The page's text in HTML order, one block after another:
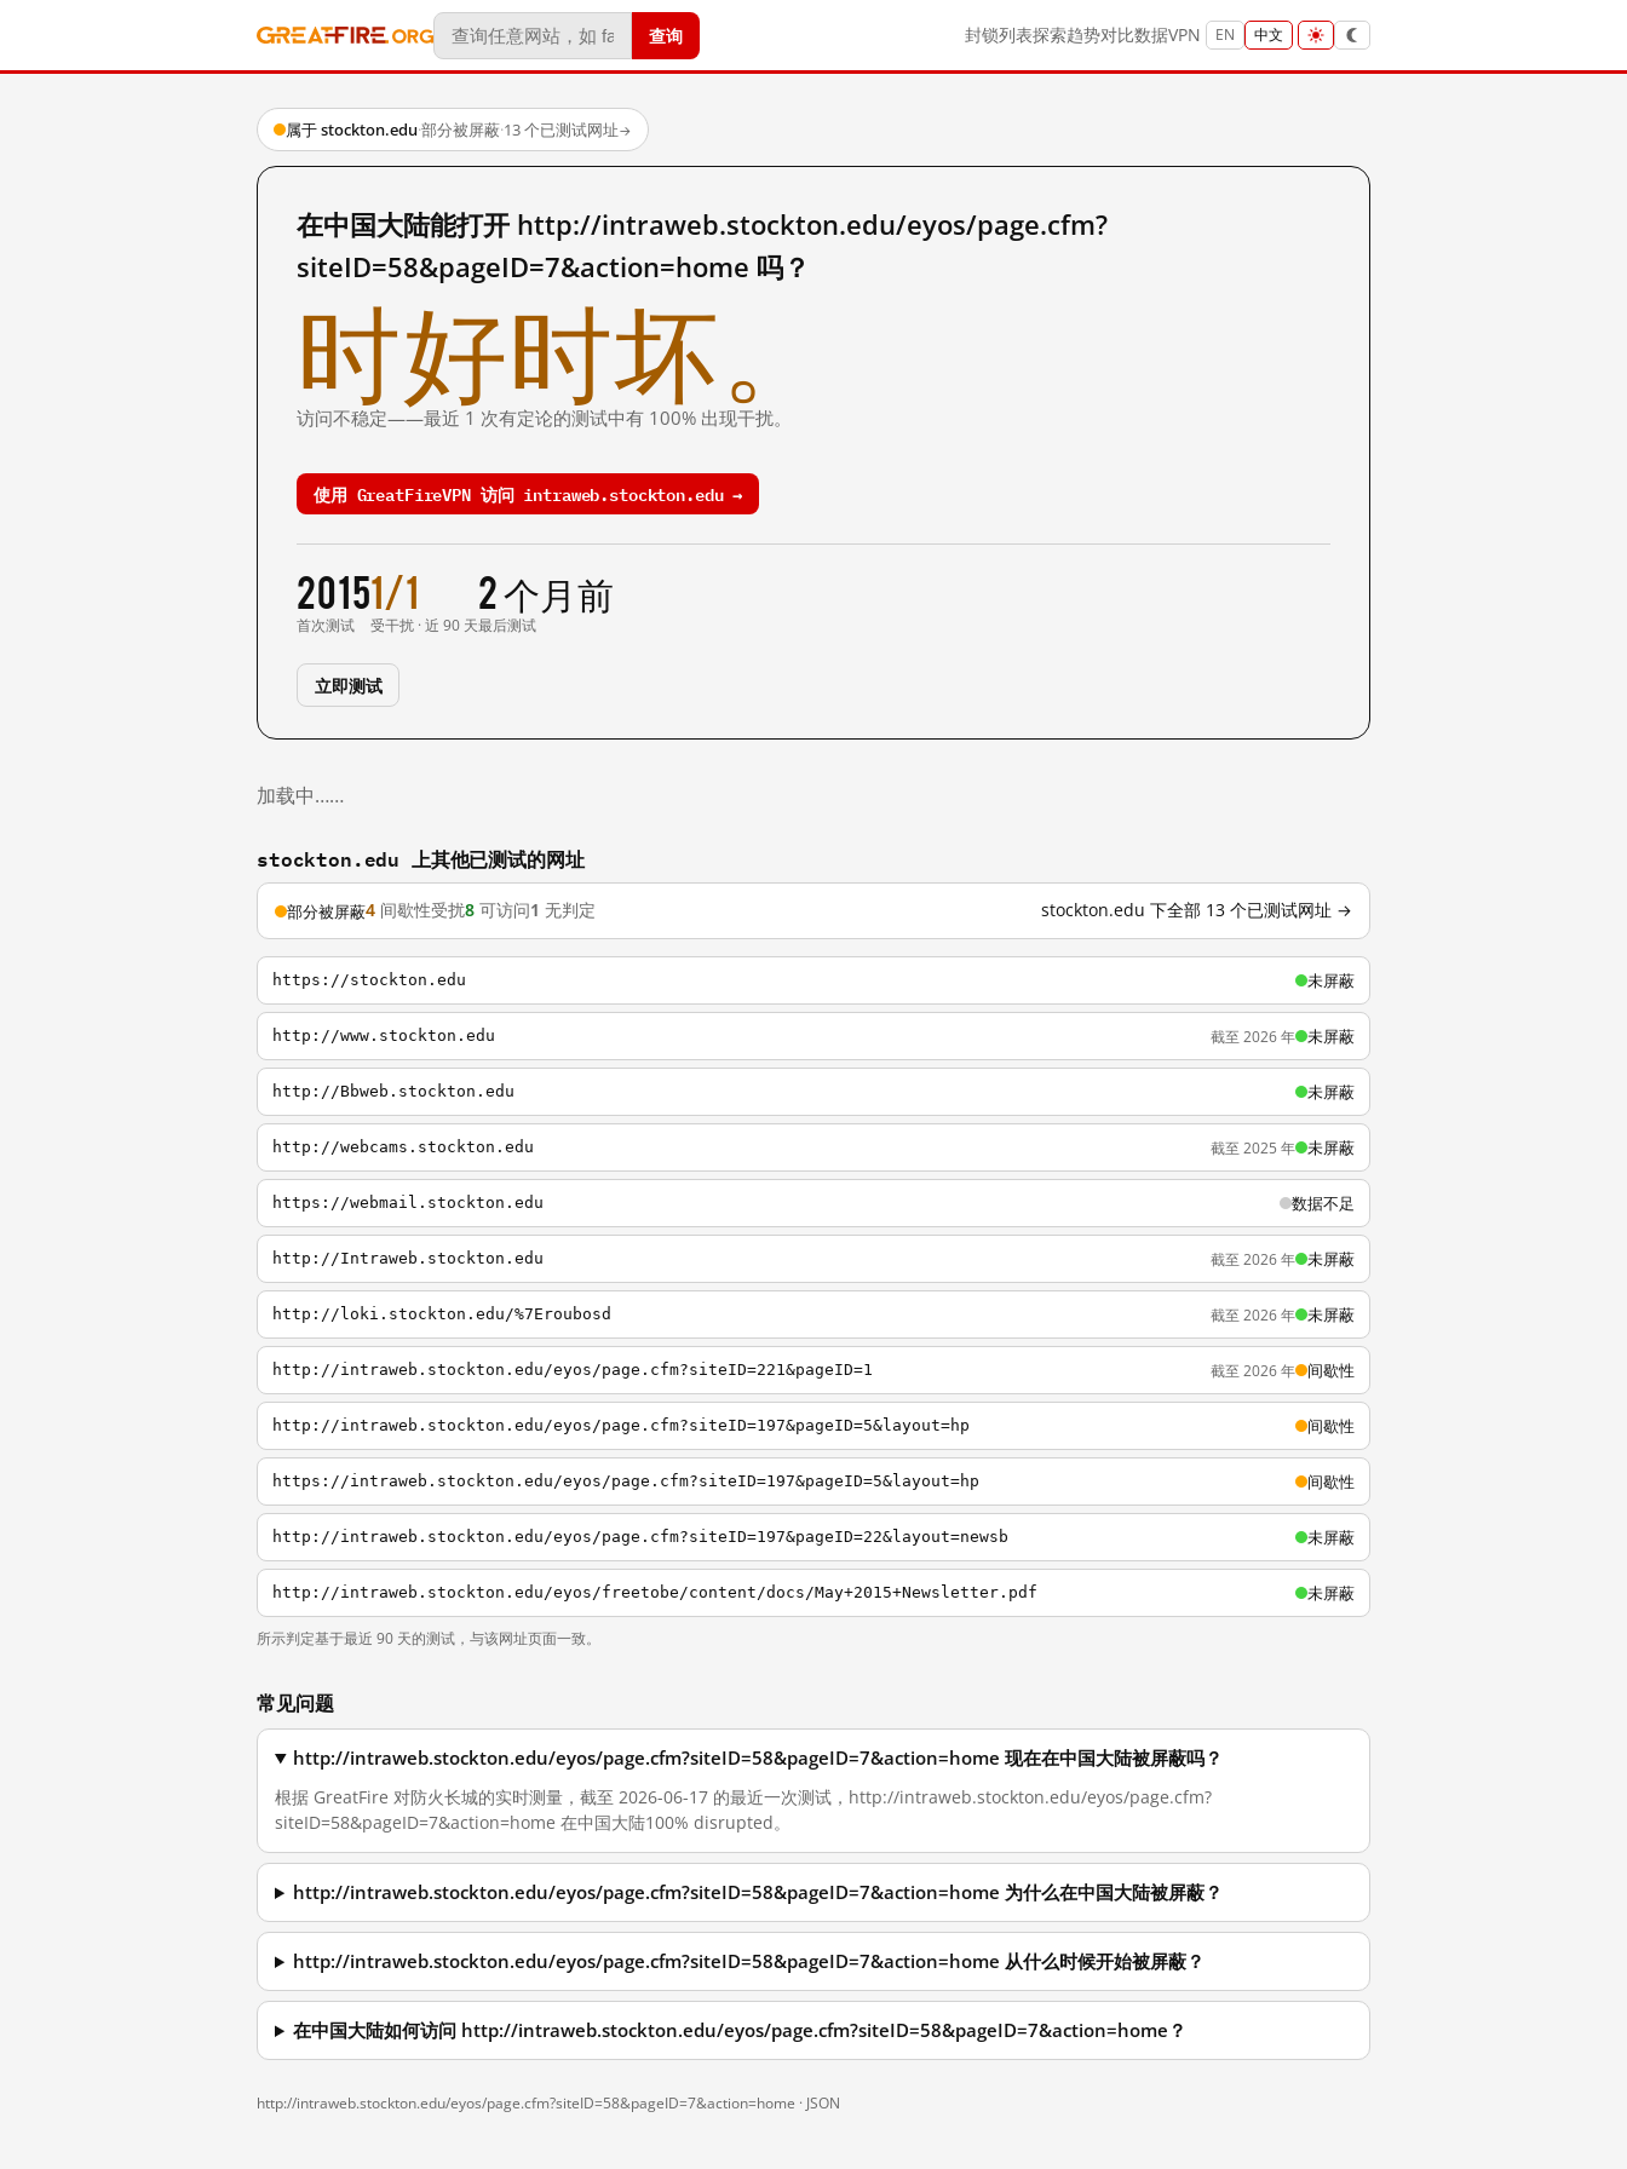
查询 封锁列表探索趋势对比数据VPN EN 中文
属于 stockton.edu·部分被屏蔽·13 个已测试网址→
在中国大陆能打开 http://intraweb.stockton.edu/eyos/page.cfm?
siteID=58&pageID=7&action=home 吗？
时好时坏。
访问不稳定——最近 1 次有定论的测试中有 100% 出现干扰。
使用 GreatFireVPN 访问 intraweb.stockton.edu →
2015
首次测试
1/1
受干扰 · 近 90 天
2 个月前
最后测试
立即测试
加载中……
stockton.edu 上其他已测试的网址
部分被屏蔽4 间歇性受扰8 可访问1 无判定 stockton.edu 下全部 13 个已测试网址 →
https://stockton.edu 未屏蔽
http://www.stockton.edu 截至 2026 年 未屏蔽
http://Bbweb.stockton.edu 未屏蔽
http://webcams.stockton.edu 截至 2025 年 未屏蔽
https://webmail.stockton.edu 数据不足
http://Intraweb.stockton.edu 截至 2026 年 未屏蔽
http://loki.stockton.edu/%7Eroubosd 截至 2026 年 未屏蔽
http://intraweb.stockton.edu/eyos/page.cfm?siteID=221&pageID=1 截至 2026 年 间歇性
http://intraweb.stockton.edu/eyos/page.cfm?siteID=197&pageID=5&layout=hp 间歇性
https://intraweb.stockton.edu/eyos/page.cfm?siteID=197&pageID=5&layout=hp 间歇性
http://intraweb.stockton.edu/eyos/page.cfm?siteID=197&pageID=22&layout=newsb 未屏蔽
http://intraweb.stockton.edu/eyos/freetobe/content/docs/May+2015+Newsletter.pdf 未屏蔽
所示判定基于最近 90 天的测试，与该网址页面一致。
常见问题
http://intraweb.stockton.edu/eyos/page.cfm?siteID=58&pageID=7&action=home 现在在中国大陆被屏蔽吗？
根据 GreatFire 对防火长城的实时测量，截至 2026-06-17 的最近一次测试，http://intraweb.stockton.edu/eyos/page.cfm?
siteID=58&pageID=7&action=home 在中国大陆100% disrupted。
http://intraweb.stockton.edu/eyos/page.cfm?siteID=58&pageID=7&action=home 为什么在中国大陆被屏蔽？
http://intraweb.stockton.edu/eyos/page.cfm?siteID=58&pageID=7&action=home 从什么时候开始被屏蔽？
在中国大陆如何访问 http://intraweb.stockton.edu/eyos/page.cfm?siteID=58&pageID=7&action=home？
http://intraweb.stockton.edu/eyos/page.cfm?siteID=58&pageID=7&action=home · JSON